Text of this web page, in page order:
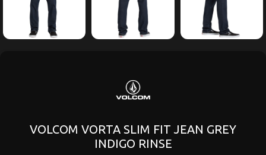
VOLCOM VORTA SLIM FIT JEAN GREY
INDIGO RINSE